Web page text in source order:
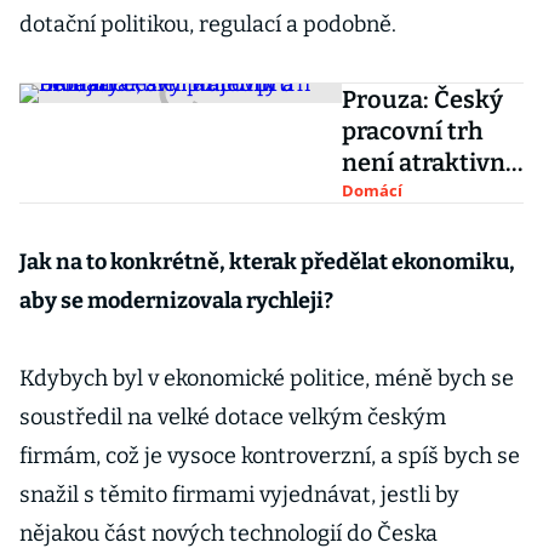
dotační politikou, regulací a podobně.
Prouza: Český
pracovní trh
není atraktivní
už jen pro
Rumuny a
Domácí
Jak na to konkrétně, kterak předělat ekonomiku,
aby se modernizovala rychleji?
Kdybych byl v ekonomické politice, méně bych se
soustředil na velké dotace velkým českým
firmám, což je vysoce kontroverzní, a spíš bych se
snažil s těmito firmami vyjednávat, jestli by
nějakou část nových technologií do Česka